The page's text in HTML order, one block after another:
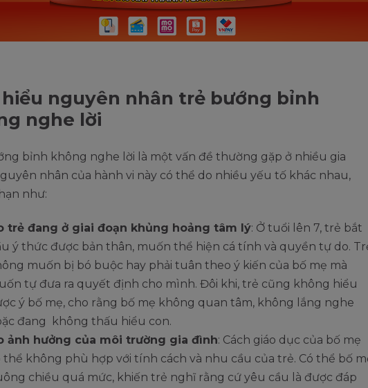
nguyên nhân trẻ bướng bỉnh
nghe lời
bỉnh không nghe lời là một vấn đề thường gặp ở nhiều gia
nhân của hành vi này có thể do nhiều yếu tố khác nhau,
như:
trẻ đang ở giai đoạn khủng hoảng tâm lý: Ở tuổi lên 7, trẻ bắt
ý thức được bản thân, muốn thể hiện cá tính và quyền tự do.
muốn bị bó buộc hay phải tuân theo ý kiến của bố mẹ mà
tự đưa ra quyết định cho mình. Đôi khi, trẻ cũng không hiểu
ý bố mẹ, cho rằng bố mẹ không quan tâm, không lắng nghe
đang không thấu hiểu con.
ảnh hưởng của môi trường gia đình: Cách giáo dục của bố mẹ
thể không phù hợp với tính cách và nhu cầu của trẻ. Có thể bố
chiều quá mức, khiến trẻ nghĩ rằng cứ yêu cầu là được đáp